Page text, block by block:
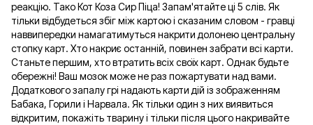
реакцію. Тако Кот Коза Сир Піца! Запам'ятайте ці 5 слів. Як
тільки відбудеться збіг між картою і сказаним словом - гравці
наввипередки намагатимуться накрити долонею центральну
стопку карт. Хто накриє останній, повинен забрати всі карти.
Станьте першим, хто втратить всіх своїх карт. Однак будьте
обережні! Ваш мозок може не раз пожартувати над вами.
Додаткового запалу грі надають карти дій із зображенням
Бабака, Горили і Нарвала. Як тільки один з них виявиться
відкритим, покажіть тварину і тільки після цього накривайте